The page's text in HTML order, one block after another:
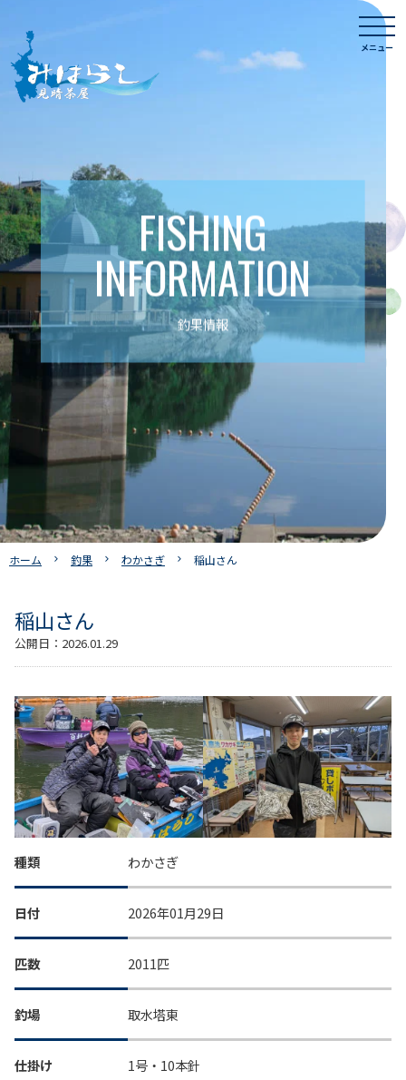
content
メニュー
FISHING
INFORMATION
釣果情報
ホーム 釣果 わかさぎ 稲山さん
稲山さん
公開日： 2026.01.29
種類 わかさぎ
日付 2026年01月29日
匹数 2011匹
釣場 取水塔東
仕掛け 1号・10本針